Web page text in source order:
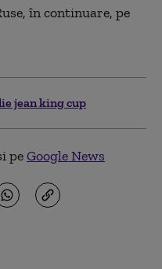
în continuare, pe
jean king cup
peGoogle News